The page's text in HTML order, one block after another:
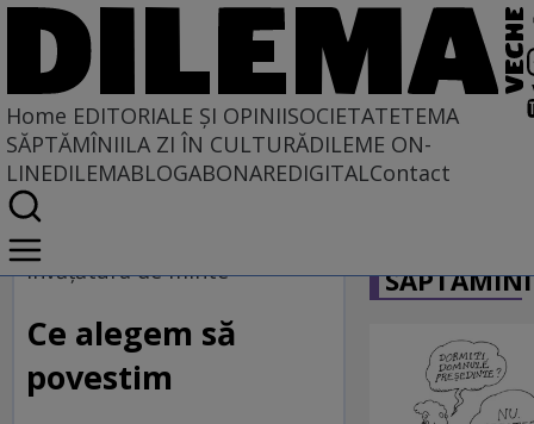
Home EDITORIALE ȘI OPINIISOCIETATETEMA
SĂPTĂMÎNIILA ZI ÎN CULTURĂDILEME ON-
LINEDILEMABLOGABONAREDIGITALContact
Home
EDITORIALE ȘI OPINII
TÎLC SHOW
învăţătura de minte
Ce alegem să
povestim